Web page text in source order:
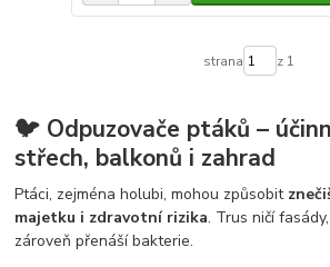
strana z 1
🐦 Odpuzovače ptáků –
střech, balkonů i zahrad
Ptáci, zejména holubi, mohou způsobit
majetku i zdravotní rizika. Trus ničí
zároveň přenáší bakterie.